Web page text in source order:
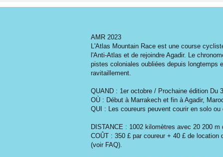
AMR 2023
L'Atlas Mountain Race est une course
l'Anti-Atlas et de rejoindre Agadir. Le
pistes coloniales oubliées depuis longtemps
ravitaillement.
QUAND : 1er octobre / Prochaine édition Du
OÙ : Début à Marrakech et fin à Agadir,
QUI : Les coureurs peuvent courir en solo ou
DISTANCE : 1002 kilomètres avec 20 200
COÛT : 350 £ par coureur + 40 £ de
(voir FAQ).